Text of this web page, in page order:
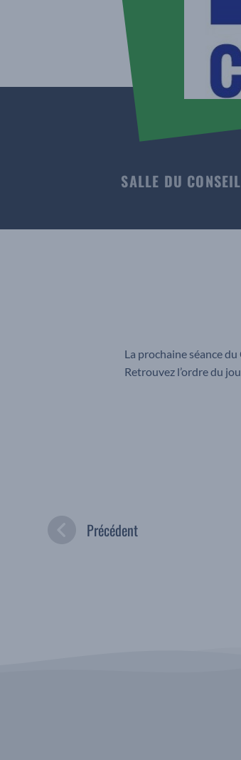
SALLE DU CONSEIL
La prochaine séance
Retrouvez l’ordre du
Précédent